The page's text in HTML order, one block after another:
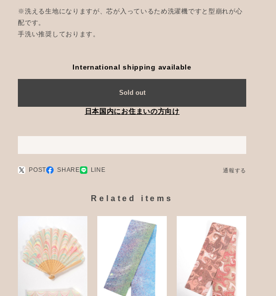
※洗える生地になりますが、芯が入っているため洗濯機ですと型崩れが心
配です。
手洗い推奨しております。
International shipping available
Sold out
日本国内にお住まいの方向け
POST SHARE LINE 通報する
Related items